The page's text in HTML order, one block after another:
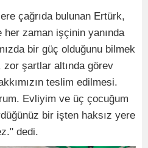
çağrıda bulunan Ertürk,
zaman işçinin yanında
bir güç olduğunu bilmek
zor şartlar altında görev
teslim edilmesi.
Evliyim ve üç çocuğum
bir işten haksız yere
dedi.